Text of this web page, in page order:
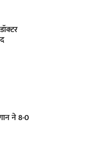
ने 8-0